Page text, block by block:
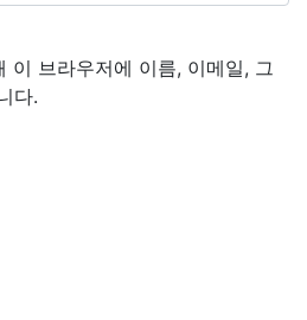
이 브라우저에 이름, 이메일, 그
다.